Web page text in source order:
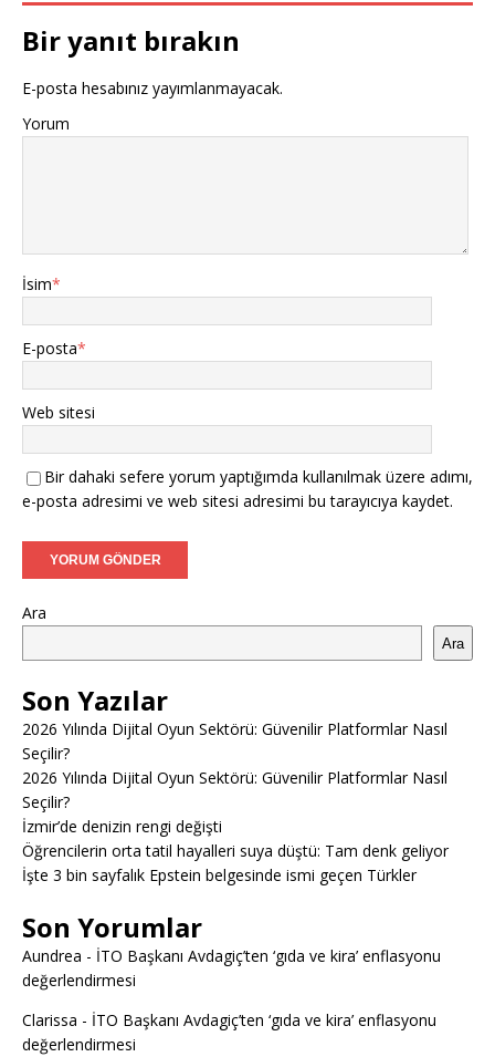
Bir yanıt bırakın
E-posta hesabınız yayımlanmayacak.
Yorum
İsim*
E-posta*
Web sitesi
Bir dahaki sefere yorum yaptığımda kullanılmak üzere adımı,
e-posta adresimi ve web sitesi adresimi bu tarayıcıya kaydet.
Ara
Ara
Son Yazılar
2026 Yılında Dijital Oyun Sektörü: Güvenilir Platformlar Nasıl
Seçilir?
2026 Yılında Dijital Oyun Sektörü: Güvenilir Platformlar Nasıl
Seçilir?
İzmir’de denizin rengi değişti
Öğrencilerin orta tatil hayalleri suya düştü: Tam denk geliyor
İşte 3 bin sayfalık Epstein belgesinde ismi geçen Türkler
Son Yorumlar
Aundrea - İTO Başkanı Avdagiç’ten ‘gıda ve kira’ enflasyonu
değerlendirmesi
Clarissa - İTO Başkanı Avdagiç’ten ‘gıda ve kira’ enflasyonu
değerlendirmesi